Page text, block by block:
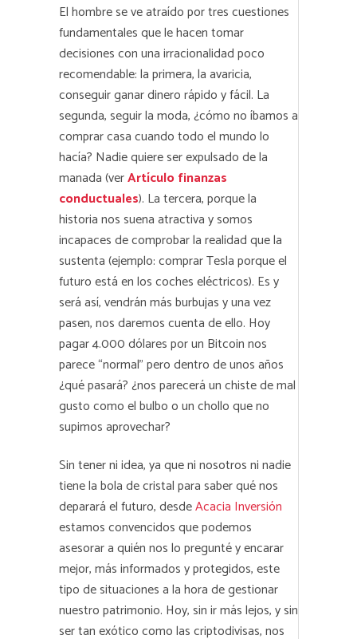
El hombre se ve atraído por tres cuestiones
fundamentales que le hacen tomar
decisiones con una irracionalidad poco
recomendable: la primera, la avaricia,
conseguir ganar dinero rápido y fácil. La
segunda, seguir la moda, ¿cómo no íbamos a
comprar casa cuando todo el mundo lo
hacía? Nadie quiere ser expulsado de la
manada (verArtículo finanzas
conductuales). La tercera, porque la
historia nos suena atractiva y somos
incapaces de comprobar la realidad que la
sustenta (ejemplo: comprar Tesla porque el
futuro está en los coches eléctricos). Es y
será así, vendrán más burbujas y una vez
pasen, nos daremos cuenta de ello. Hoy
pagar 4.000 dólares por un Bitcoin nos
parece “normal” pero dentro de unos años
¿qué pasará? ¿nos parecerá un chiste de mal
gusto como el bulbo o un chollo que no
supimos aprovechar?
Sin tener ni idea, ya que ni nosotros ni nadie
tiene la bola de cristal para saber qué nos
deparará el futuro, desdeAcacia Inversión
estamos convencidos que podemos
asesorar a quién nos lo pregunté y encarar
mejor, más informados y protegidos, este
tipo de situaciones a la hora de gestionar
nuestro patrimonio. Hoy, sin ir más lejos, y sin
ser tan exótico como las criptodivisas, nos